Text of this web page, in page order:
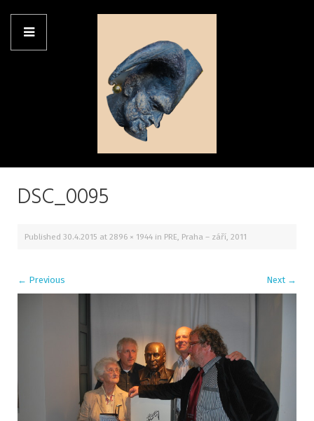
DSC_0095
Published 30.4.2015 at 2896 × 1944 in PRE, Praha – září, 2011
← Previous Next →